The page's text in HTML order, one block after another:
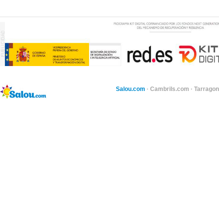
Salou.com · Cambrils.com ·